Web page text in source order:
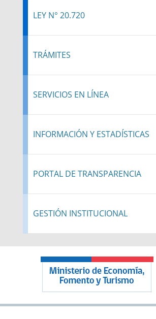
LEY N° 20.720
TRÁMITES
SERVICIOS EN LÍNEA
INFORMACIÓN Y ESTADÍSTICAS
PORTAL DE TRANSPARENCIA
GESTIÓN INSTITUCIONAL